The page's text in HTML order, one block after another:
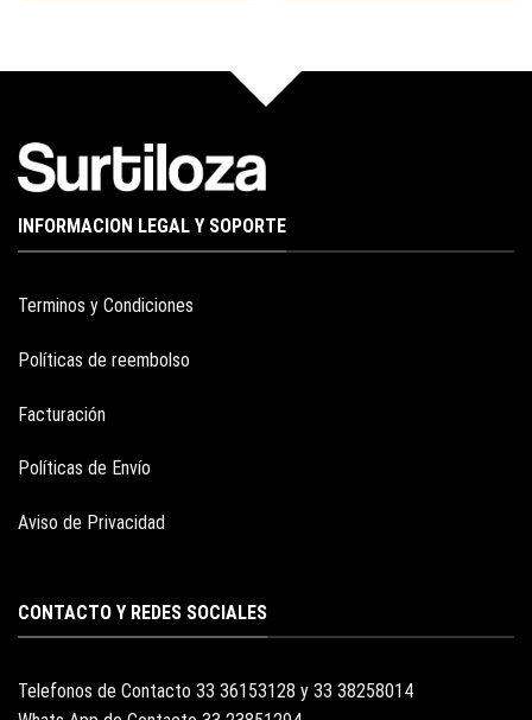
INFORMACION LEGAL Y SOPORTE
Terminos y Condiciones
Políticas de reembolso
Facturación
Políticas de Envío
Aviso de Privacidad
CONTACTO Y REDES SOCIALES
Telefonos de Contacto 33 36153128 y 33 38258014